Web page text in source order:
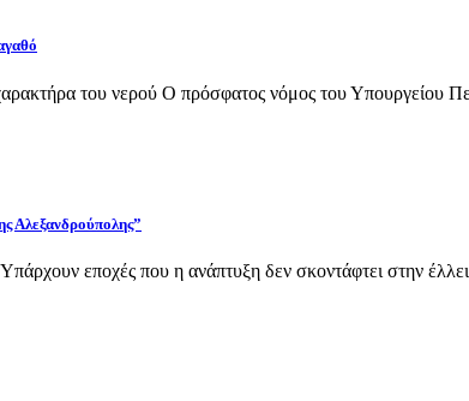
του νερού Ο πρόσφατος νόμος του Υπουργείου
Αλεξανδρούπολης”
εποχές που η ανάπτυξη δεν σκοντάφτει στην